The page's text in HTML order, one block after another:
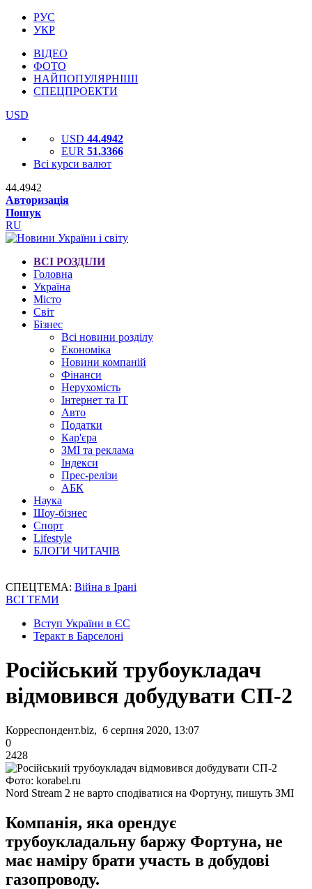
РУС
УКР
ВІДЕО
ФОТО
НАЙПОПУЛЯРНІШІ
СПЕЦПРОЕКТИ
USD
USD 44.4942
EUR 51.3366
Всі курси валют
44.4942
Авторизація
Пошук
RU
ВСІ РОЗДІЛИ
Головна
Україна
Місто
Світ
Бізнес
Всі новини розділу
Економіка
Новини компаній
Фінанси
Нерухомість
Інтернет та IT
Авто
Податки
Кар'єра
ЗМІ та реклама
Індекси
Прес-релізи
АБК
Наука
Шоу-бізнес
Спорт
Lifestyle
БЛОГИ ЧИТАЧІВ
СПЕЦТЕМА: Війна в Ірані
ВСІ ТЕМИ
Вступ України в ЄС
Теракт в Барселоні
Російський трубоукладач
відмовився добудувати СП-2
Корреспондент.biz, 6 серпня 2020, 13:07
0
2428
Фото: korabel.ru
Nord Stream 2 не варто сподіватися на Фортуну, пишуть ЗМІ
Компанія, яка орендує
трубоукладальну баржу Фортуна, не
має наміру брати участь в добудові
газопроводу.